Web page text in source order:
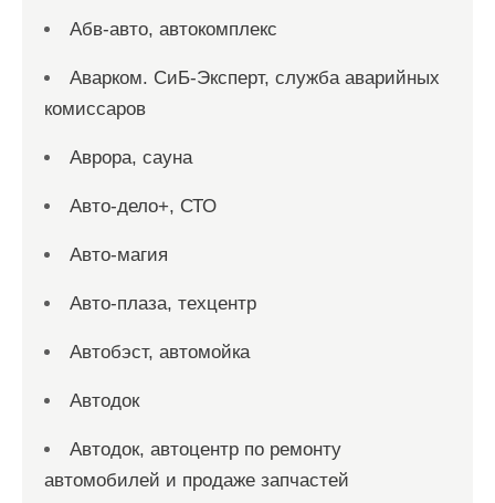
Абв-авто, автокомплекс
Аварком. СиБ-Эксперт, служба аварийных
комиссаров
Аврора, сауна
Авто-дело+, СТО
Авто-магия
Авто-плаза, техцентр
Автобэст, автомойка
Автодок
Автодок, автоцентр по ремонту
автомобилей и продаже запчастей